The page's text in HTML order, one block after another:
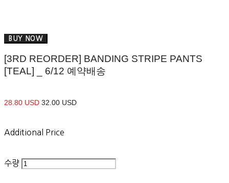
BUY NOW
[3RD REORDER] BANDING STRIPE PANTS
[TEAL] _ 6/12 예약배송
28.80 USD 32.00 USD
Additional Price
수량